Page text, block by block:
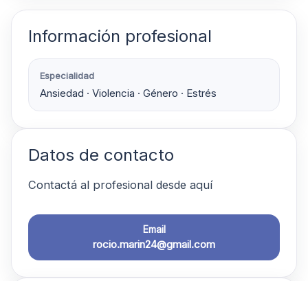
Información profesional
Especialidad
Ansiedad · Violencia · Género · Estrés
Datos de contacto
Contactá al profesional desde aquí
Email
rocio.marin24@gmail.com